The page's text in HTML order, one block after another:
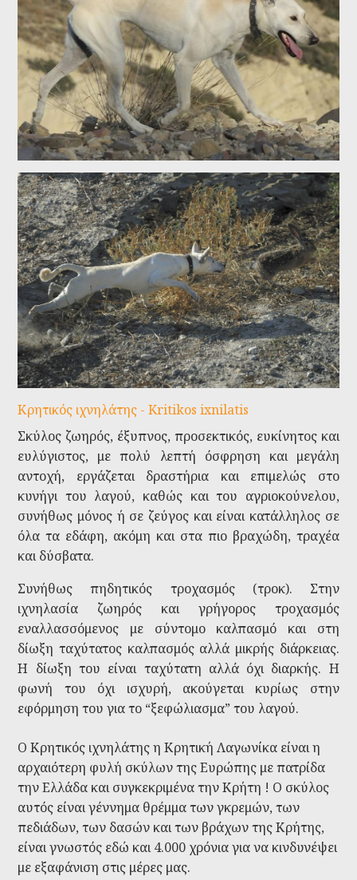
Κρητικός ιχνηλάτης - Kritikos ixnilatis
Σκύλος ζωηρός, έξυπνος, προσεκτικός, ευκίνητος και
ευλύγιστος, με πολύ λεπτή όσφρηση και μεγάλη
αντοχή, εργάζεται δραστήρια και επιμελώς στο
κυνήγι του λαγού, καθώς και του αγριοκούνελου,
συνήθως μόνος ή σε ζεύγος και είναι κατάλληλος σε
όλα τα εδάφη, ακόμη και στα πιο βραχώδη, τραχέα
και δύσβατα.
Συνήθως πηδητικός τροχασμός (τροκ). Στην
ιχνηλασία ζωηρός και γρήγορος τροχασμός
εναλλασσόμενος με σύντομο καλπασμό και στη
δίωξη ταχύτατος καλπασμός αλλά μικρής διάρκειας.
H δίωξη του είναι ταχύτατη αλλά όχι διαρκής. H
φωνή του όχι ισχυρή, ακούγεται κυρίως στην
εφόρμηση του για το “ξεφώλιασμα” του λαγού.
Ο Κρητικός ιχνηλάτης η Κρητική Λαγωνίκα είναι η
αρχαιότερη φυλή σκύλων της Ευρώπης με πατρίδα
την Ελλάδα και συγκεκριμένα την Κρήτη ! Ο σκύλος
αυτός είναι γέννημα θρέμμα των γκρεμών, των
πεδιάδων, των δασών και των βράχων της Κρήτης,
είναι γνωστός εδώ και 4.000 χρόνια για να κινδυνέψει
με εξαφάνιση στις μέρες μας.